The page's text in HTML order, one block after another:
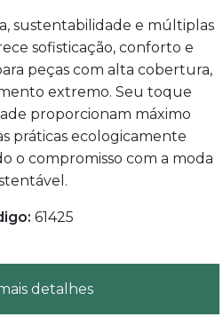
sustentabilidade e múltiplas
sofisticação, conforto e
peças com alta cobertura,
extremo. Seu toque
proporcionam máximo
práticas ecologicamente
o compromisso com a moda
61425
detalhes